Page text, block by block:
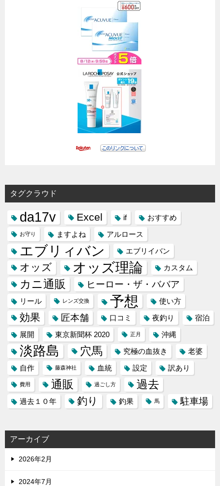
タグクラウド
da17v Excel if おすすめ
お守り ますよね アルロース
エブリィバン エブリイバン
オッズ オッズ理論 カスタム
カニ通販 ヒーロー・ザ・ババア
リール レンズ交換 予想 使い方
効果 匠本舗 口コミ 夜釣り
宿泊
展開
東京新聞杯 2020 正月 沖縄
淡路島 穴馬 究極の血抜き
老婆
自作
藤森神社 血統 設定 訳あり
費用 通販 過ごし方 過去
過去１０年 釣り 釣果 馬 駐車場
アーカイブ
2026年2月
2024年7月